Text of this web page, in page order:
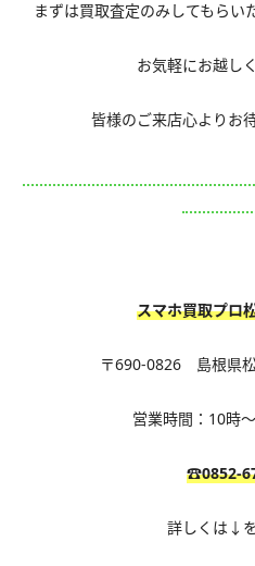
まずは買取査定のみしてもらい
お気軽にお越し
皆様のご来店心よりお
スマホ買取プロ
〒690-0826 島根県
営業時間：10時
☎0852-
詳しくは↓